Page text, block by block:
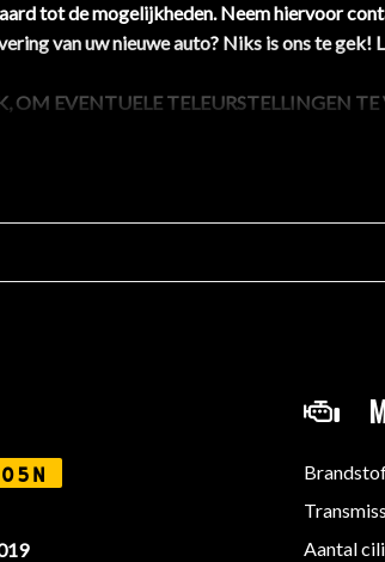
tot de mogelijkheden. Neem hiervoor
van uw nieuwe auto? Niks is ons te gek!
OM EVENTUELE TELEURSTELLINGEN
in deze advertentie correct weer te
informatie maar controleer altijd zelf de
Aantal